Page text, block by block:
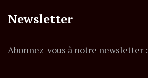
Newsletter
Abonnez-vous à notre newsletter :